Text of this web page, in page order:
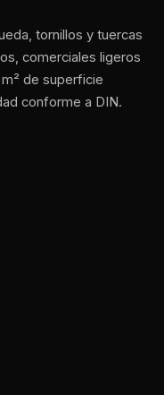
tornillos y tuercas
comerciales ligeros
de superficie
conforme a DIN.